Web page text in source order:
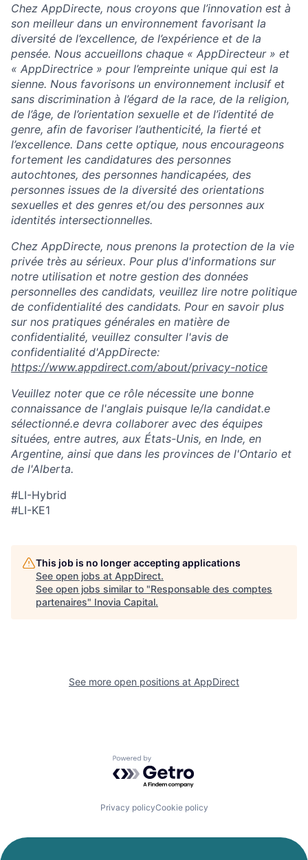
Chez AppDirecte, nous croyons que l’innovation est à
son meilleur dans un environnement favorisant la
diversité de l’excellence, de l’expérience et de la
pensée. Nous accueillons chaque « AppDirecteur » et
« AppDirectrice » pour l’empreinte unique qui est la
sienne. Nous favorisons un environnement inclusif et
sans discrimination à l’égard de la race, de la religion,
de l’âge, de l’orientation sexuelle et de l’identité de
genre, afin de favoriser l’authenticité, la fierté et
l’excellence. Dans cette optique, nous encourageons
fortement les candidatures des personnes
autochtones, des personnes handicapées, des
personnes issues de la diversité des orientations
sexuelles et des genres et/ou des personnes aux
identités intersectionnelles.
Chez AppDirecte, nous prenons la protection de la vie
privée très au sérieux. Pour plus d'informations sur
notre utilisation et notre gestion des données
personnelles des candidats, veuillez lire notre politique
de confidentialité des candidats. Pour en savoir plus
sur nos pratiques générales en matière de
confidentialité, veuillez consulter l'avis de
confidentialité d'AppDirecte:
https://www.appdirect.com/about/privacy-notice
Veuillez noter que ce rôle nécessite une bonne
connaissance de l'anglais puisque le/la candidat.e
sélectionné.e devra collaborer avec des équipes
situées, entre autres, aux États-Unis, en Inde, en
Argentine, ainsi que dans les provinces de l'Ontario et
de l'Alberta.
#LI-Hybrid
#LI-KE1
This job is no longer accepting applications
See open jobs at AppDirect.
See open jobs similar to "Responsable des comptes
partenaires" Inovia Capital.
See more open positions at AppDirect
Powered by Getro.com
Privacy policyCookie policy